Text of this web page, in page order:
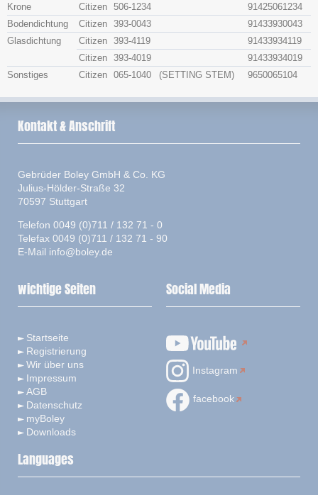
Krone
Citizen 506-1234
91425061234
Bodendichtung
Citizen 393-0043
91433930043
Glasdichtung
Citizen 393-4119
91433934119
Citizen 393-4019
91433934019
Sonstiges
Citizen 065-1040 (SETTING STEM) 9650065104
Kontakt & Anschrift
Gebrüder Boley GmbH & Co. KG
Julius-Hölder-Straße 32
70597 Stuttgart
Telefon 0049 (0)711 / 132 71 - 0
Telefax 0049 (0)711 / 132 71 - 90
E-Mail info@boley.de
wichtige Seiten
Startseite
Registrierung
Wir über uns
Impressum
AGB
Datenschutz
myBoley
Downloads
Social Media
Instagram
facebook
Languages